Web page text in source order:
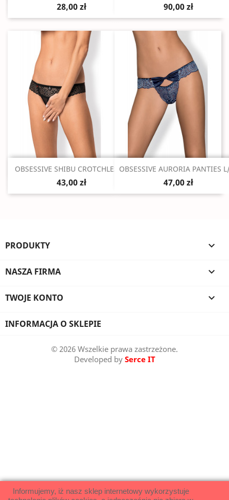
28,00 zł 90,00 zł
Szybki podgląd
OBSESSIVE SHIBU CROTCHLESS...
43,00 zł
Szybki podgląd
OBSESSIVE AURORIA PANTIES
47,00 zł
PRODUKTY 
NASZA FIRMA 
TWOJE KONTO 
INFORMACJA O SKLEPIE
Informujemy, iż nasz sklep internetowy wykorzystuje
© 2026 Wszelkie prawa zastrzeżone.
Developed by Serce IT